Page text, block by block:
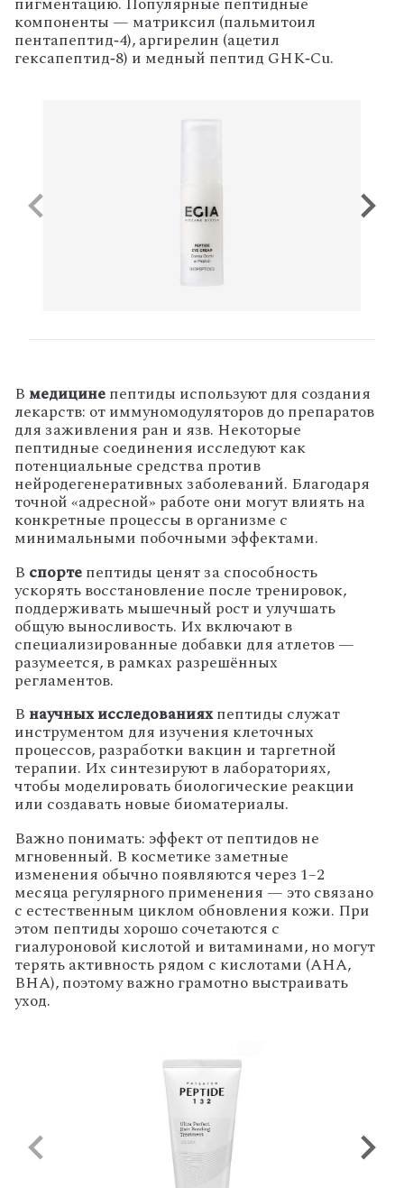
компоненты — матриксил (пальмитоил
пентапептид‑4),аргирелин (ацетил
гексапептид‑8) и медный пептид GHK‑Cu.
Вмедицинепептиды используютдля создания
лекарств: отиммуномодуляторовдопрепаратов
для заживления ран и язв. Некоторые
пептидные соединения исследуюткак
потенциальные средствапротив
нейродегенеративных заболеваний. Благодаря
точной«адресной» работе они могутвлиятьна
конкретные процессы ворганизме с
минимальными побочными эффектами.
В спортепептиды ценятзаспособность
ускорятьвосстановление после тренировок,
поддерживатьмышечный ростиулучшать
общуювыносливость. Их включаютв
специализированные добавки для атлетов—
разумеется,врамках разрешённых
регламентов.
В научныхисследованияхпептиды служат
инструментом для изучения клеточных
процессов,разработки вакцин и таргетной
терапии. Их синтезируютвлабораториях,
чтобы моделироватьбиологические реакции
или создаватьновые биоматериалы.
Важнопонимать: эффектотпептидовне
мгновенный. В косметике заметные
изменения обычнопоявляютсячерез 1–2
месяцарегулярногоприменения — этосвязано
с естественным циклом обновления кожи. При
этом пептидыхорошосочетаются с
гиалуроновой кислотой и витаминами,номогут
терятьактивностьрядом с кислотами (AHA,
BHA),поэтомуважнограмотновыстраивать
уход.